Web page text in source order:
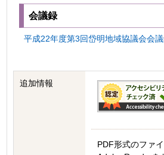
会議録
平成22年度第3回岱明地域協議会会
追加情報
PDF形式のファ